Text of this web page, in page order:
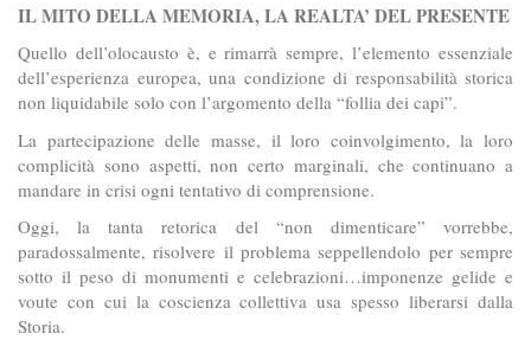
IL MITO DELLA MEMORIA, LA REALTA’ DEL PRESENTE
Quello dell’olocausto è, e rimarrà sempre, l’elemento essenziale
dell’esperienza europea, una condizione di responsabilità storica
non liquidabile solo con l’argomento della “follia dei capi”.
La partecipazione delle masse, il loro coinvolgimento, la loro
complicità sono aspetti, non certo marginali, che continuano a
mandare in crisi ogni tentativo di comprensione.
Oggi, la tanta retorica del “non dimenticare” vorrebbe,
paradossalmente, risolvere il problema seppellendolo per sempre
sotto il peso di monumenti e celebrazioni…imponenze gelide e
voute con cui la coscienza collettiva usa spesso liberarsi dalla
Storia.